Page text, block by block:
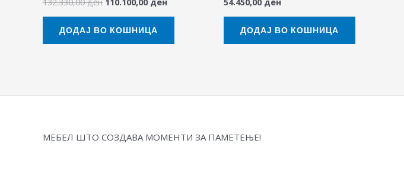
132.330,00ден 110.100,00 ден
ДОДАЈ ВО КОШНИЦА
54.450,00 ден
ДОДАЈ ВО КОШНИЦА
МЕБЕЛ ШТО СОЗДАВА МОМЕНТИ ЗА ПАМЕТЕЊЕ!